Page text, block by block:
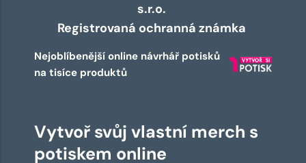
s.r.o.
Registrovaná ochranná známka
Nejoblíbenější online návrhář potisků
na tisíce produktů
Vytvoř svůj vlastní merch s
potiskem online